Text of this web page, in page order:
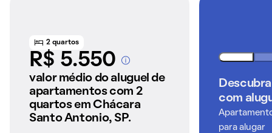
2 quartos
R$ 5.550A partir dos imóveis
anunciados pelo
QuintoAndar
valor médio do aluguel de
apartamentos com 2
quartos em Chácara
Santo Antonio, SP.
com
para alugar